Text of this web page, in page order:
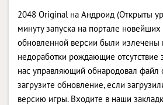
2048 Original на Андроид (Открыты
минуту запуска на портале
обновленной версии были излечены
недоработки рождающие отсутствие
нас управляющий обнародовал файл
загрузите обновление, если
версию игры. Входите в наши